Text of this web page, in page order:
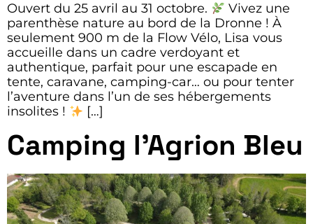
Ouvert du 25 avril au 31 octobre.
Vivez une
parenthèse nature au bord de la Dronne ! À
seulement 900 m de la Flow Vélo, Lisa vous
accueille dans un cadre verdoyant et
authentique, parfait pour une escapade en
tente, caravane, camping-car… ou pour tenter
l’aventure dans l’un de ses hébergements
insolites !
[…]
Camping l’Agrion Bleu